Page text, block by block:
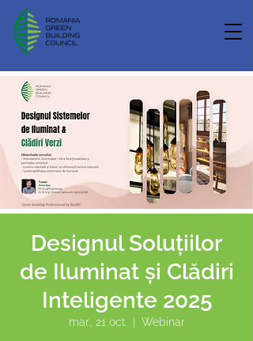
Designul Soluțiilor
de Iluminat și Clădiri
Inteligente 2025
mar., 21 oct. Webinar